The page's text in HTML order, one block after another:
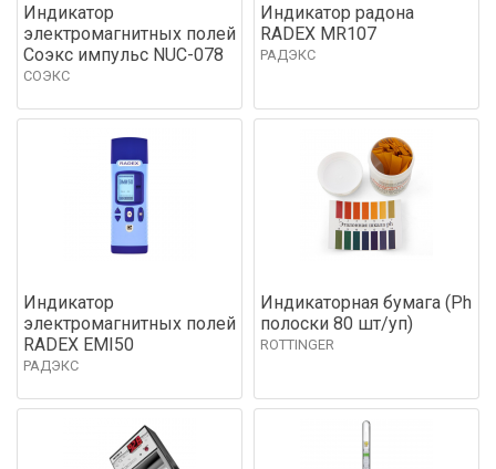
Индикатор
электромагнитных полей
Соэкс импульс NUC-078
СОЭКС
Индикатор радона
RADEX MR107
РАДЭКС
Индикатор
электромагнитных полей
RADEX EMI50
РАДЭКС
Индикаторная бумага (Ph
полоски 80 шт/уп)
ROTTINGER